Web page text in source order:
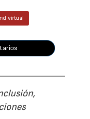
virtual